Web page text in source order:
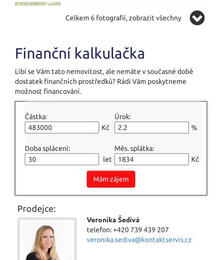
Celkem 6 fotografií, zobrazit všechny
Finanční kalkulačka
Líbí se Vám tato nemovitost, ale nemáte v současné době
dostatek finančních prostředků? Rádi Vám poskytneme
možnost financování.
Částka:
Kč
Úrok:
%
Doba splácení:
let
Měs. splátka:
Kč
Mám zájem
Prodejce:
Veronika Šedivá
telefon: +420 739 439 207
veronika.sediva@kontaktservis.cz